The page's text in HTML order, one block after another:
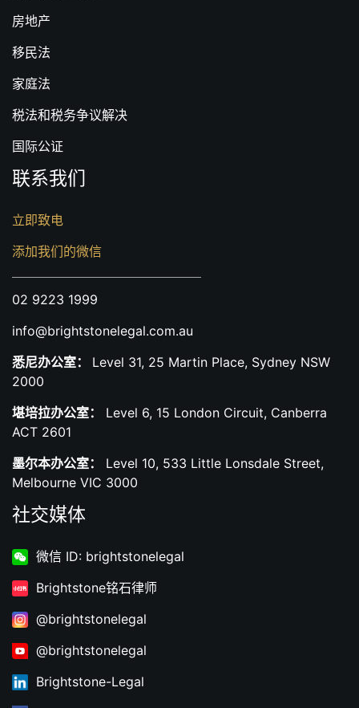
房地产
移民法
家庭法
税法和税务争议解决
国际公证
联系我们
立即致电
添加我们的微信
02 9223 1999
info@brightstonelegal.com.au
悉尼办公室： Level 31, 25 Martin Place, Sydney NSW
2000
堪培拉办公室：
Level 6, 15 London Circuit, Canberra
ACT 2601
墨尔本办公室：
Level 10, 533 Little Lonsdale Street,
Melbourne VIC 3000
社交媒体
微信 ID: brightstonelegal
Brightstone铭石律师
@brightstonelegal
@brightstonelegal
Brightstone-Legal